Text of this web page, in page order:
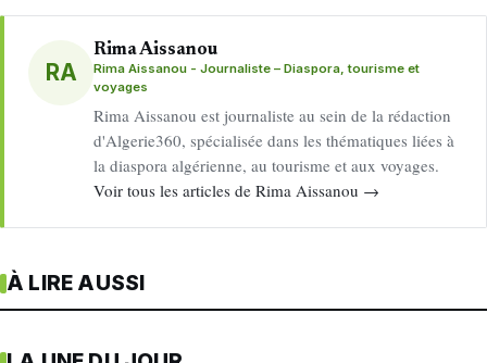
RA
Rima Aissanou
Rima Aissanou - Journaliste – Diaspora, tourisme et
voyages
Rima Aissanou est journaliste au sein de la rédaction
d'Algerie360, spécialisée dans les thématiques liées à
la diaspora algérienne, au tourisme et aux voyages.
Voir tous les articles de Rima Aissanou →
À LIRE AUSSI